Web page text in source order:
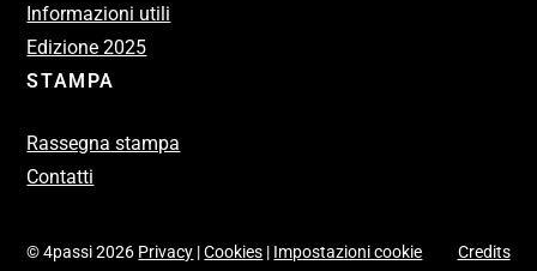
Informazioni utili
Edizione 2025
STAMPA
Rassegna stampa
Contatti
© 4passi 2026 Privacy |Cookies | Impostazioni cookie Credits